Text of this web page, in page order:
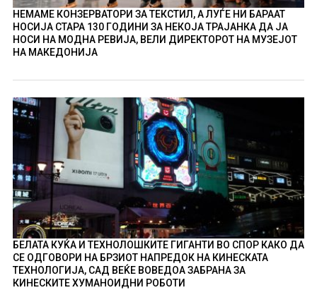
НЕМАМЕ КОНЗЕРВАТОРИ ЗА ТЕКСТИЛ, А ЛУЃЕ НИ БАРААТ
НОСИЈА СТАРА 130 ГОДИНИ ЗА НЕКОЈА ТРАЈАНКА ДА ЈА
НОСИ НА МОДНА РЕВИЈА, ВЕЛИ ДИРЕКТОРОТ НА МУЗЕЈОТ
НА МАКЕДОНИЈА
БЕЛАТА КУЌА И ТЕХНОЛОШКИТЕ ГИГАНТИ ВО СПОР КАКО ДА
СЕ ОДГОВОРИ НА БРЗИОТ НАПРЕДОК НА КИНЕСКАТА
ТЕХНОЛОГИЈА, САД ВЕЌЕ ВОВЕДОА ЗАБРАНА ЗА
КИНЕСКИТЕ ХУМАНОИДНИ РОБОТИ